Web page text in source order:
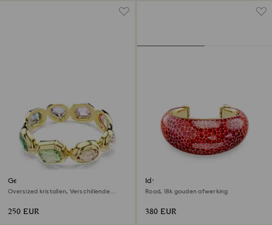
Gema cuff armband
Oversized kristallen, Verschillende
250 EUR
Idyllia cuff armband
Rood, ‎18k gouden afwerking
380 EUR